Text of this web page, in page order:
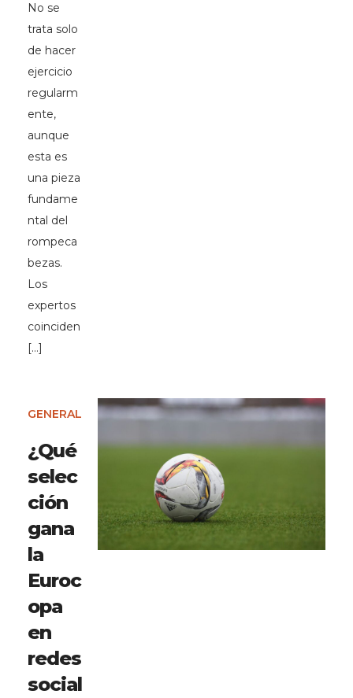
No se
trata solo
de hacer
ejercicio
regularm
ente,
aunque
esta es
una pieza
fundame
ntal del
rompeca
bezas.
Los
expertos
coinciden
[…]
GENERAL
¿Qué
selec
ción
gana
la
Euroc
opa
en
redes
social